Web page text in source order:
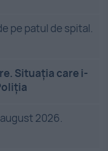
pe patul de spital.
Situația care i-
2026.